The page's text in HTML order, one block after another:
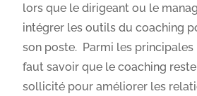
lors que le dirigeant ou le
intégrer les outils du coaching
son poste. Parmi les
faut savoir que le coaching
sollicité pour améliorer les